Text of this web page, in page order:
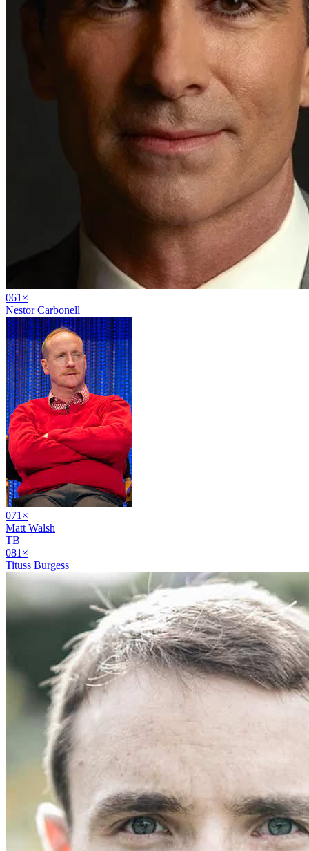
061 ×
Nestor Carbonell
071 ×
Matt Walsh
TB
081 ×
Tituss Burgess